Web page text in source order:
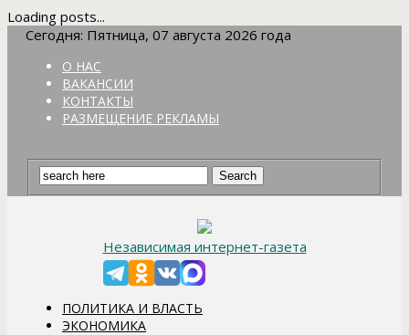
Loading posts...
Сегодня: Пятница, 07 августа 2026 года
О НАС
ВАКАНСИИ
КОНТАКТЫ
РАЗМЕЩЕНИЕ РЕКЛАМЫ
Независимая интернет-газета
ПОЛИТИКА И ВЛАСТЬ
ЭКОНОМИКА